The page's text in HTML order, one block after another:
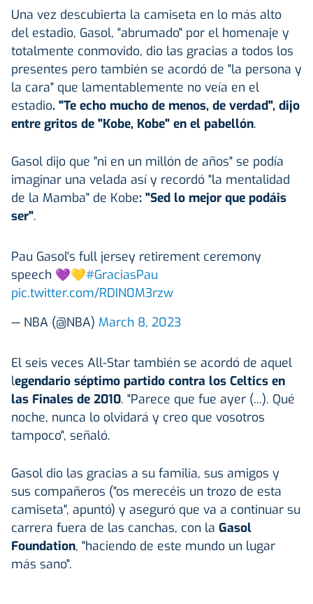
Una vez descubierta la camiseta en lo más alto
del estadio, Gasol, "abrumado" por el homenaje y
totalmente conmovido, dio las gracias a todos los
presentes pero también se acordó de "la persona y
la cara" que lamentablemente no veía en el
estadio. "Te echo mucho de menos, de verdad", dijo
entre gritos de "Kobe, Kobe" en el pabellón.
Gasol dijo que "ni en un millón de años" se podía
imaginar una velada así y recordó "la mentalidad
de la Mamba" de Kobe: "Sed lo mejor que podáis
ser".
Pau Gasol's full jersey retirement ceremony
speech 💜💛#GraciasPau
pic.twitter.com/RDIN0M3rzw
— NBA (@NBA) March 8, 2023
El seis veces All-Star también se acordó de aquel
legendario séptimo partido contra los Celtics en
las Finales de 2010. "Parece que fue ayer (...). Qué
noche, nunca lo olvidará y creo que vosotros
tampoco", señaló.
Gasol dio las gracias a su familia, sus amigos y
sus compañeros ("os merecéis un trozo de esta
camiseta", apuntó) y aseguró que va a continuar su
carrera fuera de las canchas, con la Gasol
Foundation, "haciendo de este mundo un lugar
más sano".